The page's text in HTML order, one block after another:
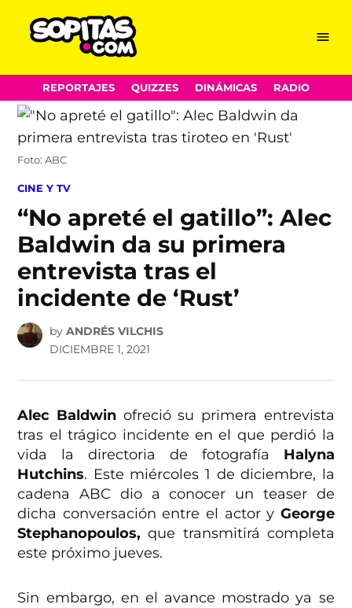
Skip
to
content
Menu
REPORTAJES QUIZZES DINÁMICAS RADIO
Foto: ABC
POSTED
CINE Y TV
“No apreté el gatillo”: Alec
Baldwin da su primera
entrevista tras el
incidente de ‘Rust’
by ANDRÉS VILCHIS
DICIEMBRE 1, 2021
Alec Baldwin ofreció su primera entrevista
tras el trágico incidente en el que perdió la
vida la directoria de fotografía Halyna
Hutchins. Este miércoles 1 de diciembre, la
cadena ABC dio a conocer un teaser de
dicha conversación entre el actor y George
Stephanopoulos, que transmitirá completa
este próximo jueves.
Sin embargo, en el avance mostrado ya se